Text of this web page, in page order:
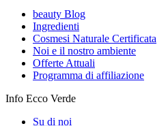
beauty Blog
Ingredienti
Cosmesi Naturale Certificata
Noi e il nostro ambiente
Offerte Attuali
Programma di affiliazione
Info Ecco Verde
Su di noi